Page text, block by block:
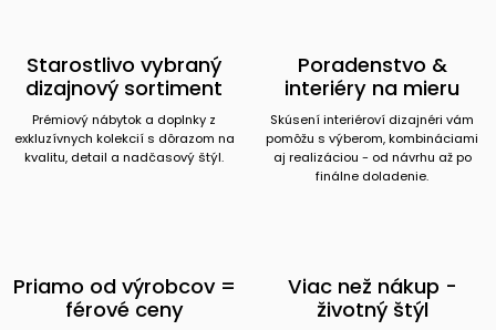
Starostlivo vybraný
dizajnový sortiment
Prémiový nábytok a doplnky z
exkluzívnych kolekcií s dôrazom na
kvalitu, detail a nadčasový štýl.
Poradenstvo &
interiéry na mieru
Skúsení interiéroví dizajnéri vám
pomôžu s výberom, kombináciami
aj realizáciou - od návrhu až po
finálne doladenie.
Priamo od výrobcov =
férové ceny
Viac než nákup -
životný štýl